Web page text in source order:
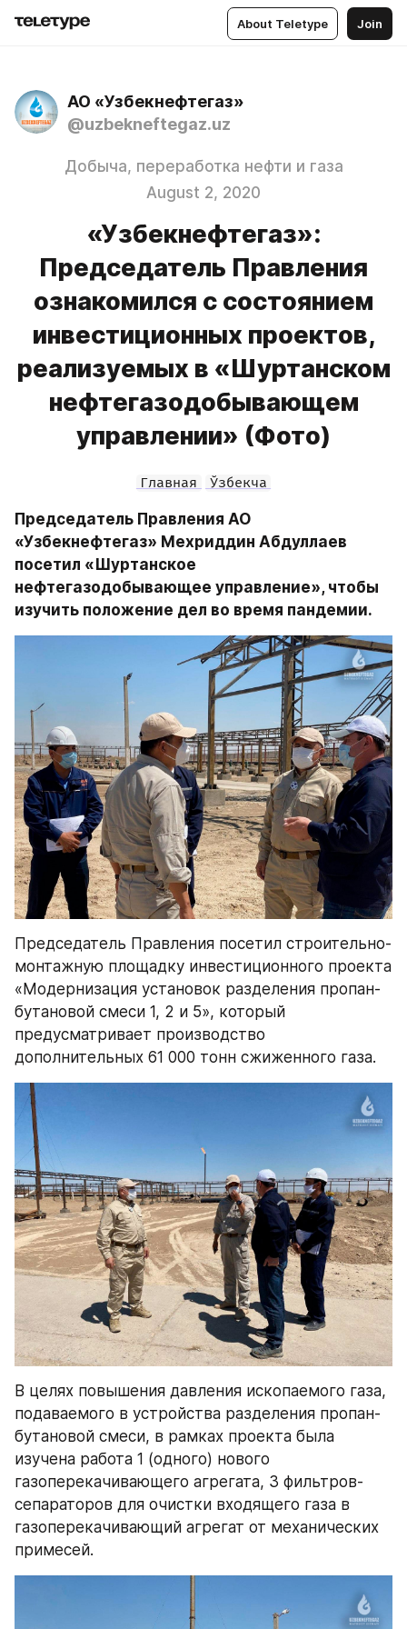
About Teletype Join
АО «Узбекнефтегаз»
@uzbekneftegaz.uz
Добыча, переработка нефти и газа
August 2, 2020
«Узбекнефтегаз»:
Председатель Правления
ознакомился с состоянием
инвестиционных проектов,
реализуемых в «Шуртанском
нефтегазодобывающем
управлении» (Фото)
Главная Ўзбекча
Председатель Правления АО
«Узбекнефтегаз» Мехриддин Абдуллаев
посетил «Шуртанское
нефтегазодобывающее управление», чтобы
изучить положение дел во время пандемии.
Председатель Правления посетил строительно-
монтажную площадку инвестиционного проекта
«Модернизация установок разделения пропан-
бутановой смеси 1, 2 и 5», который
предусматривает производство
дополнительных 61 000 тонн сжиженного газа.
В целях повышения давления ископаемого газа,
подаваемого в устройства разделения пропан-
бутановой смеси, в рамках проекта была
изучена работа 1 (одного) нового
газоперекачивающего агрегата, 3 фильтров-
сепараторов для очистки входящего газа в
газоперекачивающий агрегат от механических
примесей.